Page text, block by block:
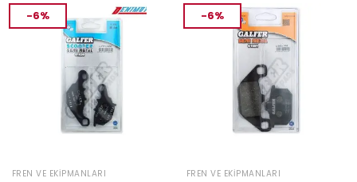
-6%
FREN VE EKIPMANLARI
-6%
FREN VE EKIPMANLARI